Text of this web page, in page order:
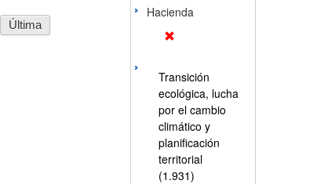
Última
Hacienda
Transición
ecológica, lucha
por el cambio
climático y
planificación
territorial
(1.931)